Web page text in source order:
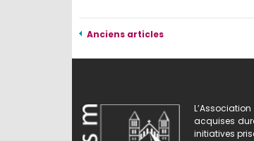
Anciens articles
acquises
initiatives